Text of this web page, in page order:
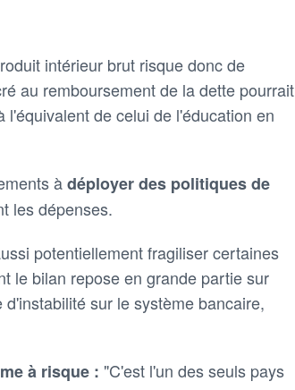
intérieur brut risque donc de
au remboursement de la dette pourrait
de celui de l'éducation en
àdéployer des politiques de
les dépenses.
potentiellement fragiliser certaines
le bilan repose en grande partie sur
sur le système bancaire,
à risque : "C'est l'un des seuls pays